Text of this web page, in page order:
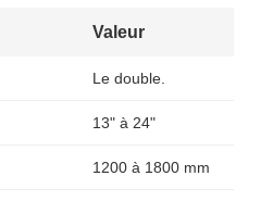
Valeur
Le double.
13" à 24"
1200 à 1800 mm